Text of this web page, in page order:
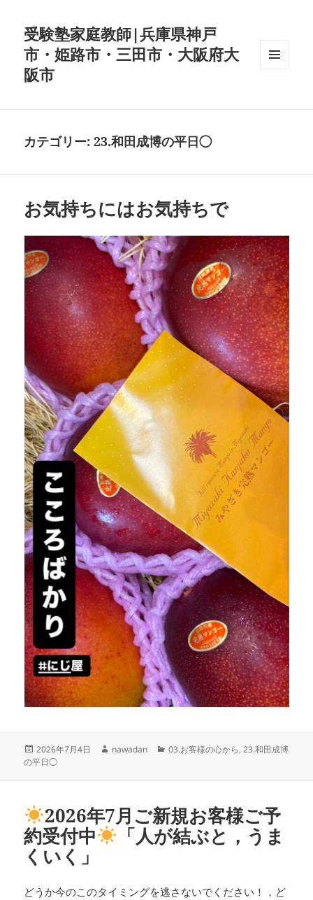
受験塾家庭教師|兵庫県神戸
市・姫路市・三田市・大阪府大
阪市
カテゴリー:23.和田成博の平日◯
お気持ちにはお気持ちで
投
稿
2026年7月4日
作
nawadan
カ
03.お客様の心から,23.和田成博
の平日◯
2026年7月ご新規お客様ご予
約受付中
「人が結ぶと，うま
くいく」
どうか今のこのタイミングを逃さないでください！，ど